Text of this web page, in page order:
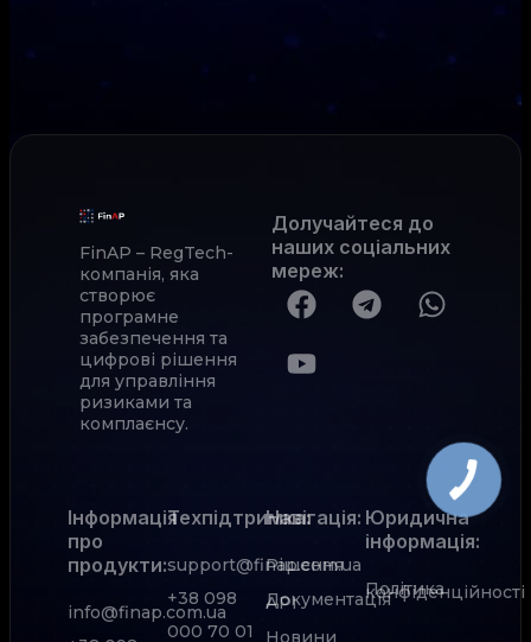
FinAP – RegTech-
компанія, яка
створює
програмне
забезпечення та
цифрові рішення
для управління
ризиками та
комплаєнсу.
Долучайтеся до
наших соціальних
мереж:
Інформація
про
продукти:
info@finap.com.ua
Техпідтримка:
support@finap.com.ua
+38 098
000 70 01
Рішення
Документація
АРІ
Новини
Навігація: Юридична
інформація:
Політика
конфіденційності